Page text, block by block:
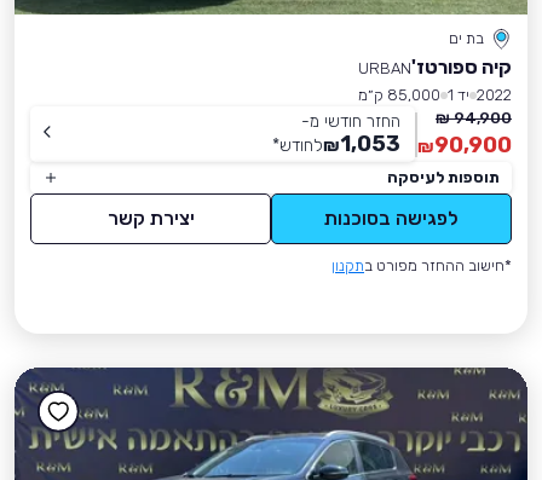
בת ים
קיה ספורטז'URBAN
2022 יד 1
85,000 ק״מ
94,900 ₪
90,900
₪
החזר חודשי מ-
1,053
₪לחודש*
תוספות לעיסקה
לפגישה בסוכנות יצירת קשר
*חישוב ההחזר מפורט בתקנון